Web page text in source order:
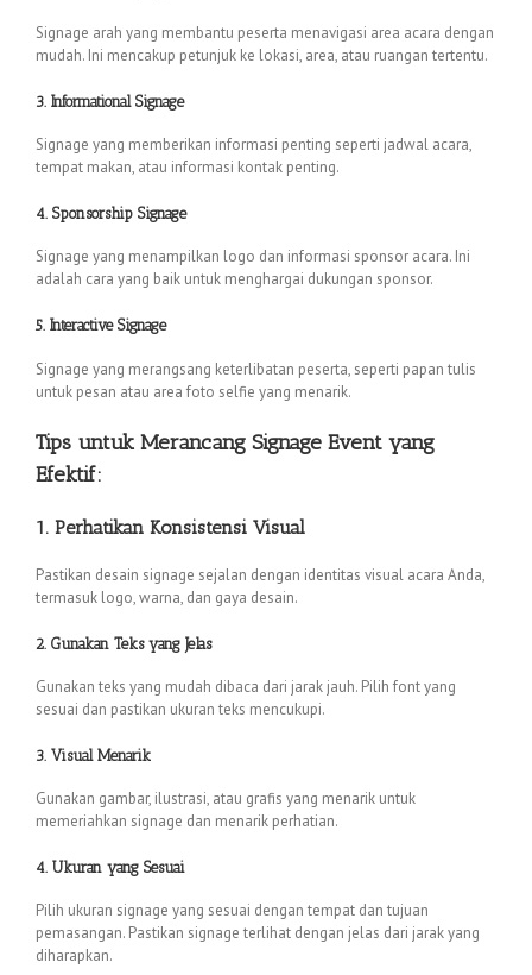
Signage arah yang membantu peserta menavigasi area acara dengan
mudah. Ini mencakup petunjuk ke lokasi, area, atau ruangan tertentu.
3. Informational Signage
Signage yang memberikan informasi penting seperti jadwal acara,
tempat makan, atau informasi kontak penting.
4. Sponsorship Signage
Signage yang menampilkan logo dan informasi sponsor acara. Ini
adalah cara yang baik untuk menghargai dukungan sponsor.
5. Interactive Signage
Signage yang merangsang keterlibatan peserta, seperti papan tulis
untuk pesan atau area foto selfie yang menarik.
Tips untuk Merancang Signage Event yang
Efektif:
1. Perhatikan Konsistensi Visual
Pastikan desain signage sejalan dengan identitas visual acara Anda,
termasuk logo, warna, dan gaya desain.
2. Gunakan Teks yang Jelas
Gunakan teks yang mudah dibaca dari jarak jauh. Pilih font yang
sesuai dan pastikan ukuran teks mencukupi.
3. Visual Menarik
Gunakan gambar, ilustrasi, atau grafis yang menarik untuk
memeriahkan signage dan menarik perhatian.
4. Ukuran yang Sesuai
Pilih ukuran signage yang sesuai dengan tempat dan tujuan
pemasangan. Pastikan signage terlihat dengan jelas dari jarak yang
diharapkan.